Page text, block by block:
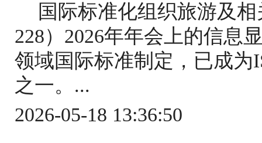
国际标准化组织旅游及
228）2026年年会上的信息
领域国际标准制定，已成为
之一。...
2026-05-18 13:36:50